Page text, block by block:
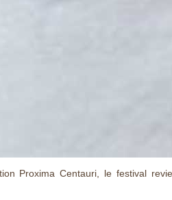
Proxima Centauri, le festival